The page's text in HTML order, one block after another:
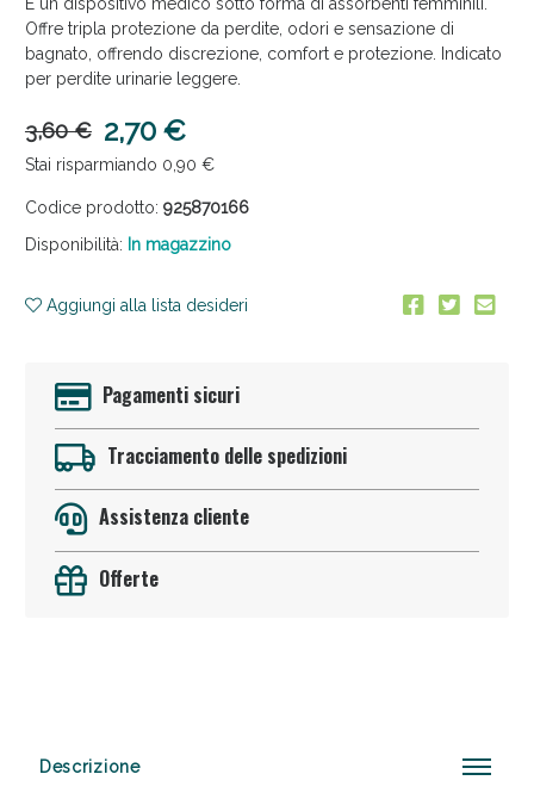
Offre tripla protezione da perdite, odori e sensazione di
bagnato, offrendo discrezione, comfort e protezione. Indicato
per perdite urinarie leggere.
3,60 € 2,70 €
Stai risparmiando 0,90 €
Codice prodotto: 925870166
Disponibilità: In magazzino
Aggiungi alla lista desideri
Pagamenti sicuri
Tracciamento delle spedizioni
Assistenza cliente
Offerte
Descrizione
Anticellulite e Fanghi: Sconto fino al 40% valido